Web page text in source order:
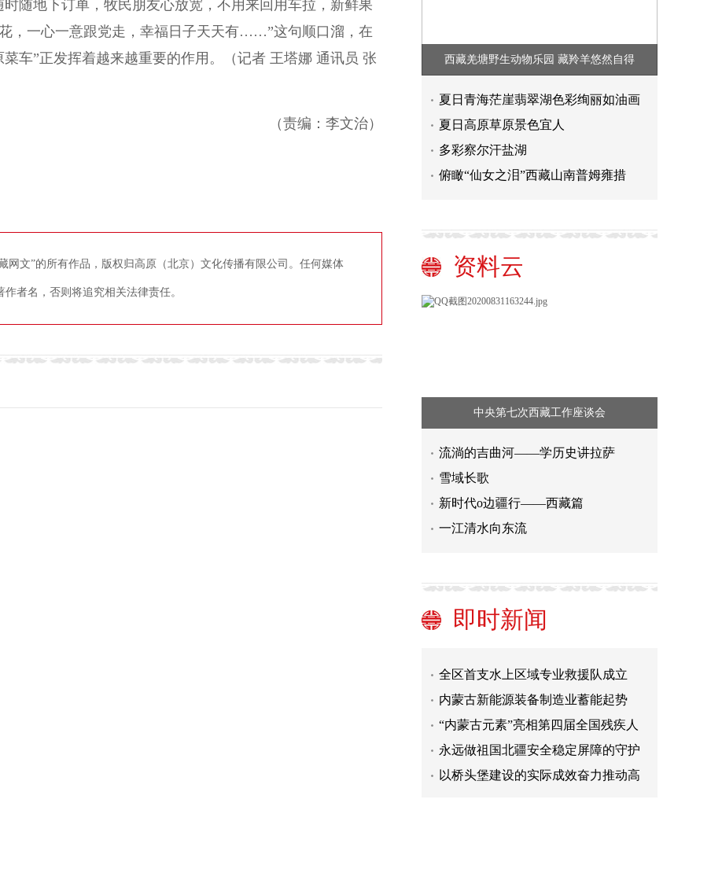
地下订单，牧民朋友心放宽，不用来回用车拉，新鲜果
，一心一意跟党走，幸福日子天天有……”这句顺口溜，在
车”正发挥着越来越重要的作用。（记者 王塔娜 通讯员 张
（责编：李文治）
网文”的所有作品，版权归高原（北京）文化传播有限公司。任何媒体
者名，否则将追究相关法律责任。
西藏羌塘野生动物乐园 藏羚羊悠然自得
夏日青海茫崖翡翠湖色彩绚丽如油画
夏日高原草原景色宜人
多彩察尔汗盐湖
俯瞰“仙女之泪”西藏山南普姆雍措
资料云
中央第七次西藏工作座谈会
流淌的吉曲河——学历史讲拉萨
雪域长歌
新时代o边疆行——西藏篇
一江清水向东流
即时新闻
入户
人民日报：“好评返现”须整治（来
论）
固阳县：政务服务再升级 效能提升暖